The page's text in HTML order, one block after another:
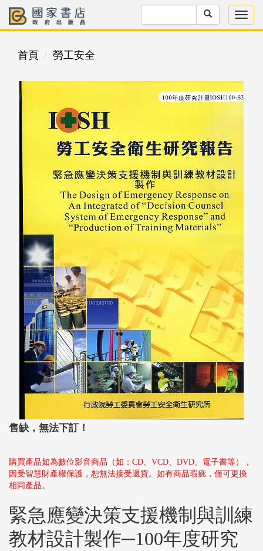
首頁 勞工安全
售缺，無法下訂！
購買產品如為數位影音商品（如：CD、VCD、DVD、電子書等），
因受智慧財產權保護，恕無法接受退貨。如有商品瑕疵，僅可更換
相同產品。
緊急應變決策支援機制與訓練
教材設計製作─100年度研究